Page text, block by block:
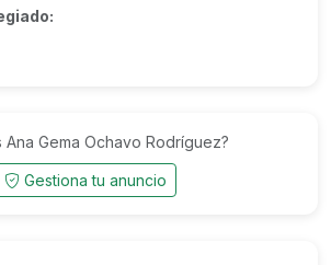
Ana Gema Ochavo Rodríguez?
Gestiona tu anuncio